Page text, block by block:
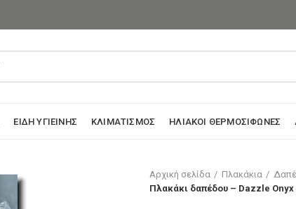
ΕΊΔΗ ΥΓΙΕΙΝΉΣ ΚΛΙΜΑΤΙΣΜΌΣ ΗΛΙΑΚΟΊ ΘΕΡΜΟΣΊΦΩΝΕΣ
Αρχική σελίδα Πλακάκια
Πλακάκι δαπέδου – Dazzle Onyx